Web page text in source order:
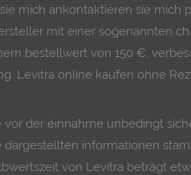
mich ankontaktieren sie mich
mit einer sogenannten
bestellwert von 150 €,
Levitra online kaufen ohne
vor der einnahme unbedingt
dargestellten informationen
von Levitra beträgt